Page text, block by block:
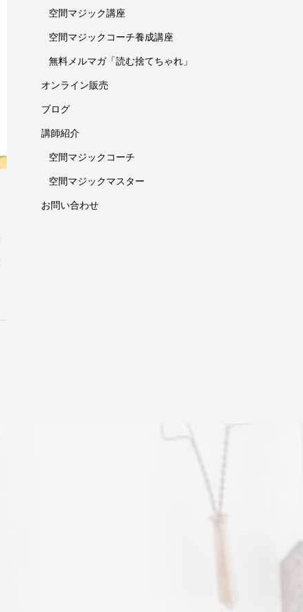
空間マジック講座
空間マジックコーチ養成講座
無料メルマガ「読む捨てちゃれ」
オンライン販売
ブログ
講師紹介
空間マジックコーチ
空間マジックマスター
お問い合わせ